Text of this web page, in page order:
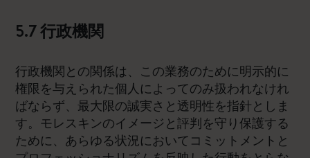
5.7 行政機関
行政機関との関係は、この業務のために明示的に
権限を与えられた個人によってのみ扱われなけれ
ばならず、最大限の誠実さと透明性を指針としま
す。モレスキンのイメージと評判を守り保護する
ために、あらゆる状況においてコミットメントと